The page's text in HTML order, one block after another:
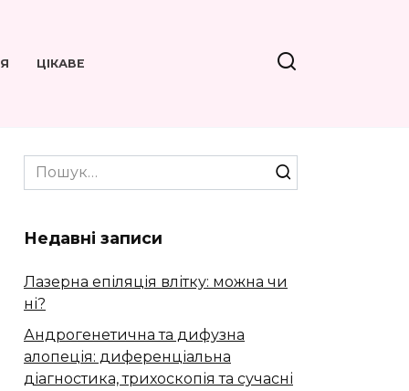
ЦІКАВЕ
Search
for:
Недавні записи
Лазерна епіляція влітку: можна чи
ні?
Андрогенетична та дифузна
алопеція: диференціальна
діагностика, трихоскопія та сучасні